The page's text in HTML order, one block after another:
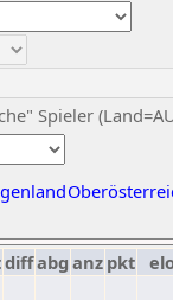
Spieler
diffabg anz pkt